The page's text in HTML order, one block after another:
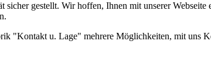
gestellt. Wir hoffen, Ihnen mit unserer Webseite
"Kontakt u. Lage" mehrere Möglichkeiten, mit uns